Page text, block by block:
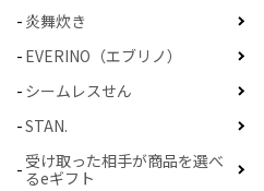
炎舞炊き
EVERINO（エブリノ）
シームレスせん
STAN.
受け取った相手が商品を選べ
るeギフト